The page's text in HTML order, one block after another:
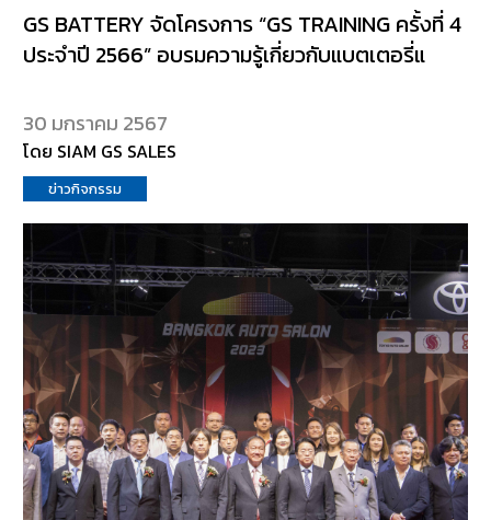
GS BATTERY จัดโครงการ “GS TRAINING ครั้งที่ 4
ประจำปี 2566” อบรมความรู้เกี่ยวกับแบตเตอรี่แ
30 มกราคม 2567
โดย SIAM GS SALES
ข่าวกิจกรรม